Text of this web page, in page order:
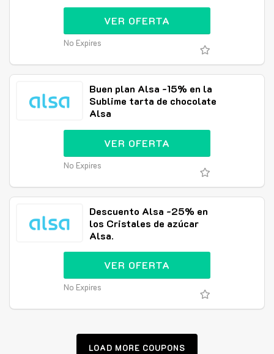
VER OFERTA
No Expires
Buen plan Alsa -15% en la
Sublime tarta de chocolate
Alsa
VER OFERTA
No Expires
Descuento Alsa -25% en
los Cristales de azúcar
Alsa.
VER OFERTA
No Expires
LOAD MORE COUPONS